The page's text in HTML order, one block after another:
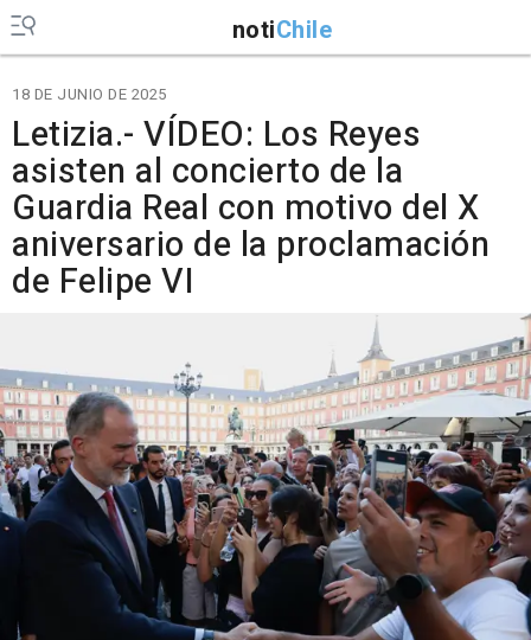
notiChile
18 DE JUNIO DE 2025
Letizia.- VÍDEO: Los Reyes
asisten al concierto de la
Guardia Real con motivo del X
aniversario de la proclamación
de Felipe VI